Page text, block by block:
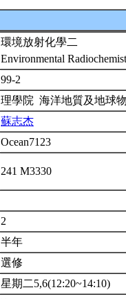
環境放射化學二
Environmental
99-2
理學院 海洋地質及地球
蘇志杰
Ocean7123
241 M3330
2
半年
選修
星期二5,6(12:20~14:10)